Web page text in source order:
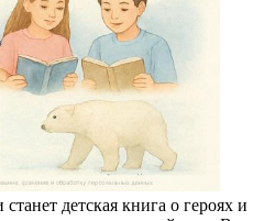
детская книга о героях и